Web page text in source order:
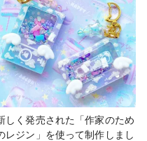
しく発売された「作家のため
レジン」を使って制作しまし